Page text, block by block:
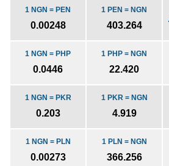
1 PEN = NGN
403.264
1 NGN = PEN
0.00248
1 PHP = NGN
22.420
1 NGN = PHP
0.0446
1 PKR = NGN
4.919
1 NGN = PKR
0.203
1 PLN = NGN
366.256
1 NGN = PLN
0.00273